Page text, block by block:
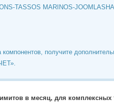
TASSOS MARINOS-
получите
в месяц, для комплексных